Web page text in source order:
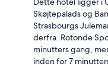
Skøjtepalads og
Strasbourgs
derfra. Rotonde
minutters gang,
inden for 7